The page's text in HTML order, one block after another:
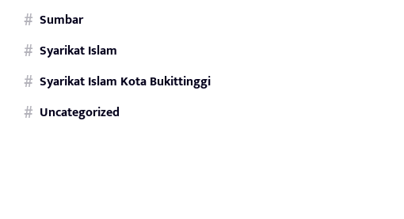
Sumbar
Syarikat Islam
Syarikat Islam Kota Bukittinggi
Uncategorized